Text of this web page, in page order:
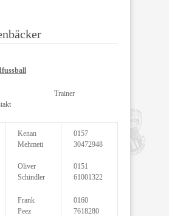
Trainer
Kenan
Mehmeti
0157
30472948
Oliver
Schindler
Frank
Peez
0151
61001322
0160
7618280